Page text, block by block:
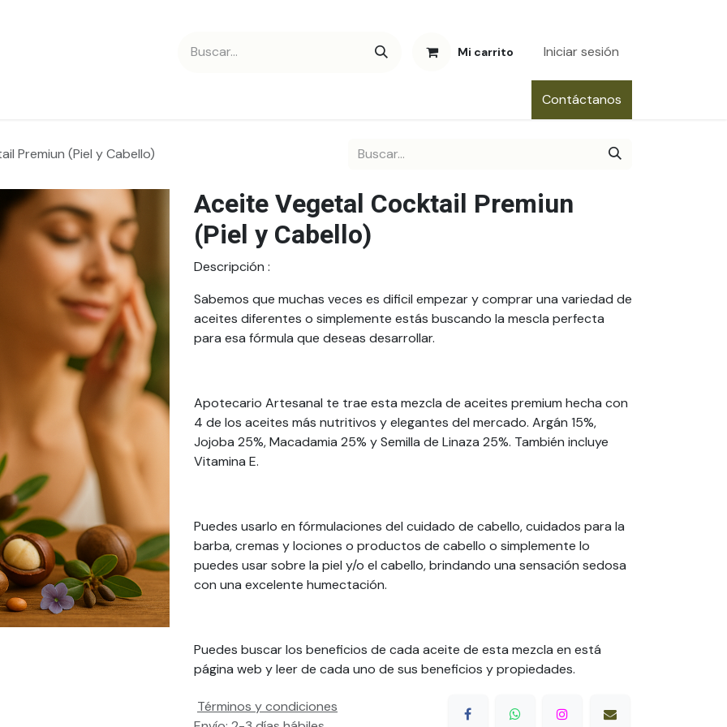
Mi carrito Iniciar sesión
Contáctanos
Premiun (Piel y Cabello)
Aceite Vegetal Cocktail Premiun
(Piel y Cabello)
Descripción :
Sabemos que muchas veces es dificil empezar y comprar una variedad de
aceites diferentes o simplemente estás buscando la mescla perfecta
para esa fórmula que deseas desarrollar.
Apotecario Artesanal te trae esta mezcla de aceites premium hecha con
4 de los aceites más nutritivos y elegantes del mercado. Argán 15%,
Jojoba 25%, Macadamia 25% y Semilla de Linaza 25%. También incluye
Vitamina E.
Puedes usarlo en fórmulaciones del cuidado de cabello, cuidados para la
barba, cremas y lociones o productos de cabello o simplemente lo
puedes usar sobre la piel y/o el cabello, brindando una sensación sedosa
con una excelente humectación.
Puedes buscar los beneficios de cada aceite de esta mezcla en está
página web y leer de cada uno de sus beneficios y propiedades.
Términos y condiciones